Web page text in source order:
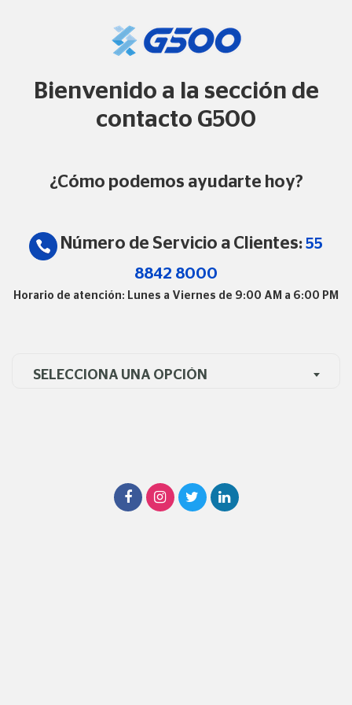
Bienvenido a la sección de
contacto G500
¿Cómo podemos ayudarte hoy?
Número de Servicio a Clientes: 55
8842 8000
Horario de atención: Lunes a Viernes de 9:00 AM a 6:00 PM
SELECCIONA UNA OPCIÓN